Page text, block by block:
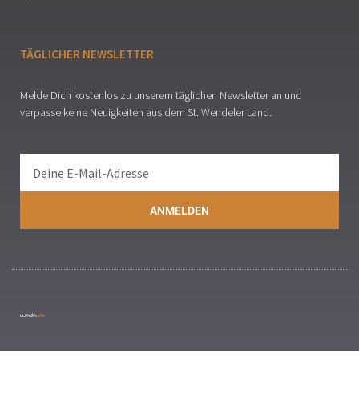
TÄGLICHER NEWSLETTER
Melde Dich kostenlos zu unserem täglichen Newsletter an und
verpasse keine Neuigkeiten aus dem St. Wendeler Land.
ANMELDEN